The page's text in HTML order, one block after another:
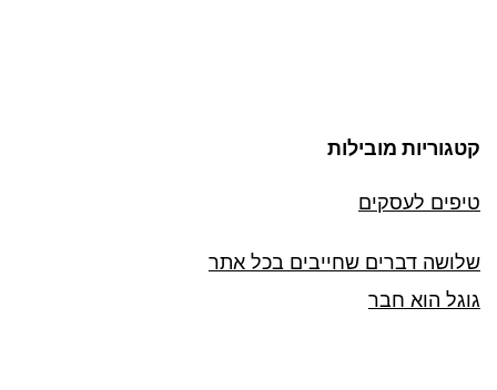
קטגוריות מובילות
טיפים לעסקים
שלושה דברים שחייבים בכל אתר
גוגל הוא חבר